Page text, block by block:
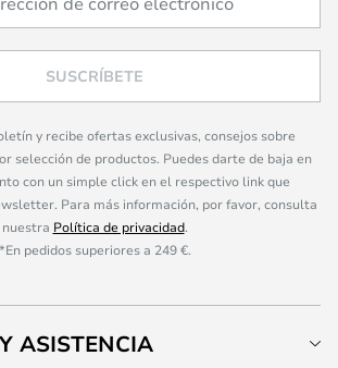
SUSCRÍBETE
y recibe ofertas exclusivas, consejos sobre
selección de productos. Puedes darte de baja en
con un simple click en el respectivo link que
Para más información, por favor, consulta
nuestra Política de privacidad.
*En pedidos superiores a 249 €.
ASISTENCIA